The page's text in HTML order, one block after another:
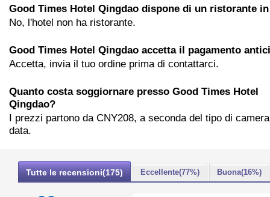
Good Times Hotel Qingdao dispone di un ristorante
No, l'hotel non ha ristorante.
Good Times Hotel Qingdao accetta il pagamento
Accetta, invia il tuo ordine prima di contattarci.
Quanto costa soggiornare presso Good Times Hotel
Qingdao?
I prezzi partono da CNY208, a seconda del tipo di
data.
Tutte le recensioni(175) Eccellente(77%) Buona(16%)